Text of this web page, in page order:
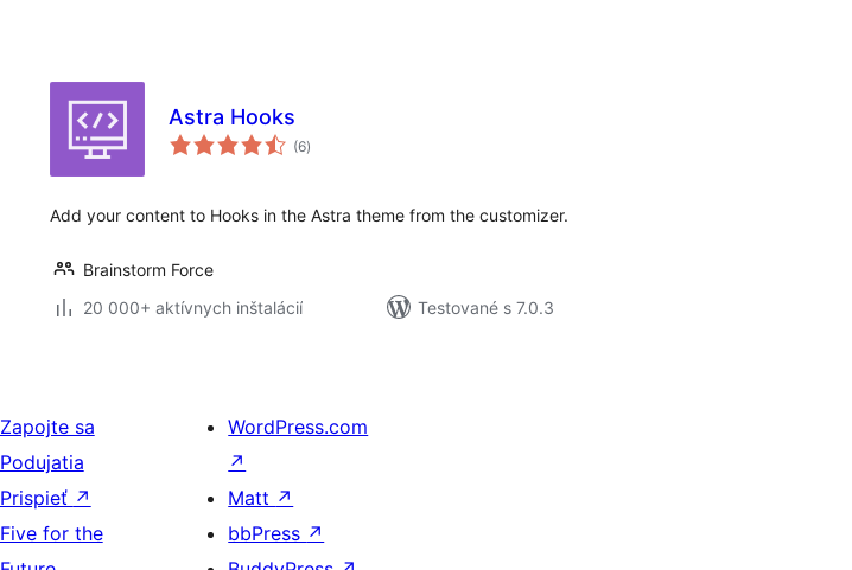
Astra Hooks
(6celkové
hodnotenie
)
Add your content to Hooks in the Astra theme from the customizer.
Brainstorm Force
20 000+ aktívnych inštalácií
Testované s 7.0.3
Zapojte sa
Podujatia
Prispieť ↗
Five for the
WordPress.com
↗
Matt ↗
bbPress ↗